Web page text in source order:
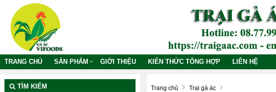
TRANG CHỦ SẢN PHẨM GIỚI THIỆU KIẾN THỨC TỔNG HỢP LIÊN HỆ
Trang chủ Trại gà ác
TÌM KIẾM